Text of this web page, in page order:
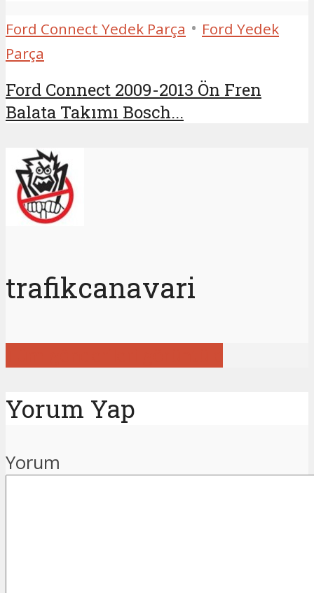
Ford Connect Yedek Parça • Ford Yedek
Parça
Ford Connect 2009-2013 Ön Fren
Balata Takımı Bosch...
trafikcanavari
Yorum Yap
Yorum